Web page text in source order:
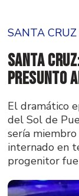
SANTA CRUZ
Santa
presunto
El dramático
del Sol de
sería
internado en
progenitor